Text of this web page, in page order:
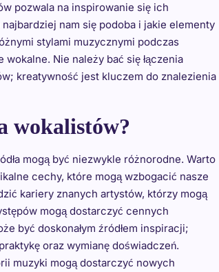
pozwala na inspirowanie się ich
nam się podoba i jakie elementy
stylami muzycznymi podczas
Nie należy bać się łączenia
kreatywność jest kluczem do znalezienia
wokalistów?
mogą być niezwykle różnorodne. Warto
cechy, które mogą wzbogacić nasze
kariery znanych artystów, którzy mogą
mogą dostarczyć cennych
być doskonałym źródłem inspiracji;
oraz wymianę doświadczeń.
muzyki mogą dostarczyć nowych